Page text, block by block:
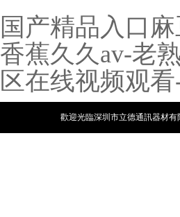
国产精品入口
香蕉久久av-老
区在线视频观
歡迎光臨深圳市立德通訊器材有